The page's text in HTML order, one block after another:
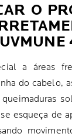
O
UVMUNE
a áreas
do cabelo,
esqueça de